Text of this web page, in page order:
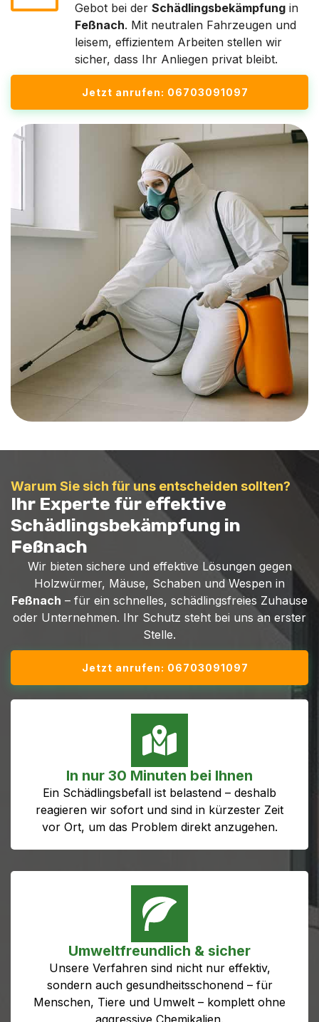
Gebot bei der Schädlingsbekämpfung in
Feßnach. Mit neutralen Fahrzeugen und
leisem, effizientem Arbeiten stellen wir
sicher, dass Ihr Anliegen privat bleibt.
Jetzt anrufen: 06703091097
Warum Sie sich für uns entscheiden sollten?
Ihr Experte für effektive
Schädlingsbekämpfung in
Feßnach
Wir bieten sichere und effektive Lösungen gegen
Holzwürmer, Mäuse, Schaben und Wespen in
Feßnach – für ein schnelles, schädlingsfreies Zuhause
oder Unternehmen. Ihr Schutz steht bei uns an erster
Stelle.
Jetzt anrufen: 06703091097
In nur 30 Minuten bei Ihnen
Ein Schädlingsbefall ist belastend – deshalb
reagieren wir sofort und sind in kürzester Zeit
vor Ort, um das Problem direkt anzugehen.
Umweltfreundlich & sicher
Unsere Verfahren sind nicht nur effektiv,
sondern auch gesundheitsschonend – für
Menschen, Tiere und Umwelt – komplett ohne
aggressive Chemikalien.